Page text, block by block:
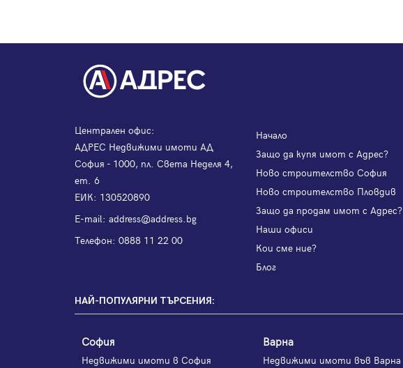
Централен офис:
АДРЕС Недвижими имоти АД
София - 1000, пл. Света Неделя 4,
ет. 6
ЕИК: 130520890
Е-mail: address@address.bg
Телефон: 0888 11 22 00
Начало
Защо да купя имот с Адрес?
Ново строителство София
Ново строителство Пловдив
Защо да продам имот с Адрес?
Наши офиси
Кои сме ние?
Блог
НАЙ-ПОПУЛЯРНИ ТЪРСЕНИЯ:
София
Недвижими имоти в София
Варна
Недвижими имоти във Варна